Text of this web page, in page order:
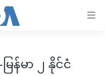
ြန်မာ ၂ နိုင်ငံ